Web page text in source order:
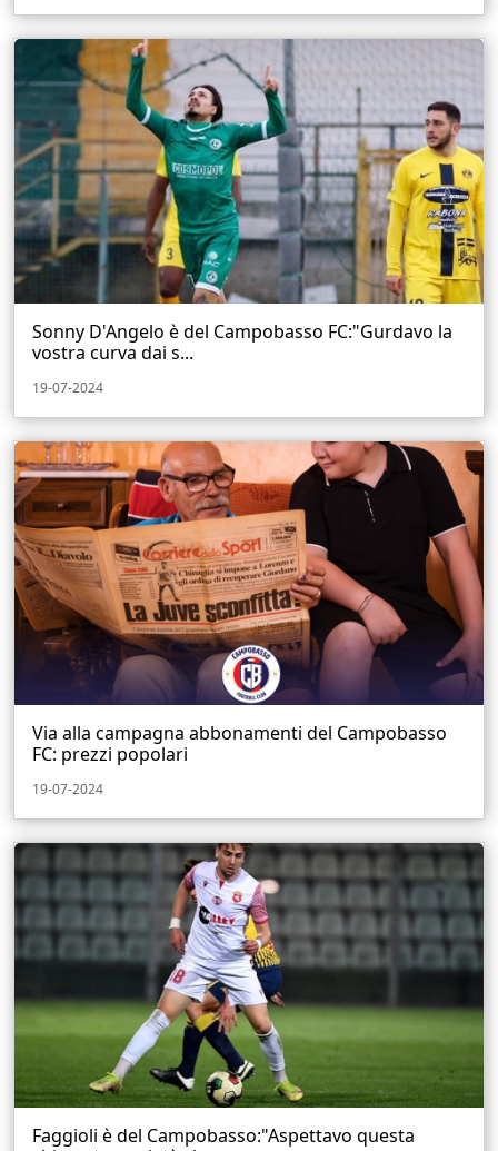
Sonny D'Angelo è del Campobasso FC:"Gurdavo la
vostra curva dai s...
19-07-2024
Via alla campagna abbonamenti del Campobasso
FC: prezzi popolari
19-07-2024
Faggioli è del Campobasso:"Aspettavo questa